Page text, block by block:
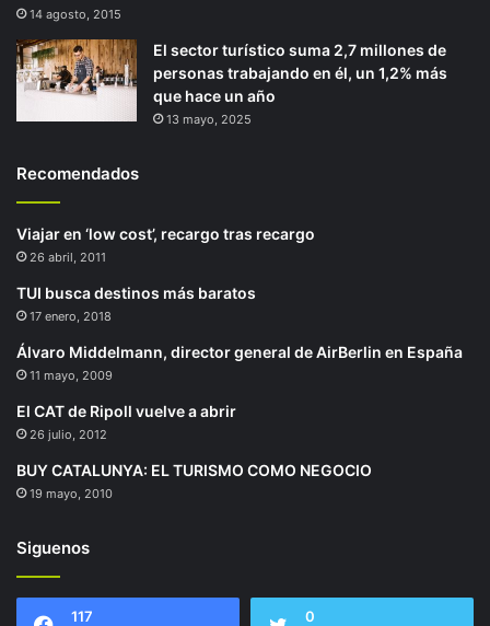
14 agosto, 2015
El sector turístico suma 2,7 millones de
personas trabajando en él, un 1,2% más
que hace un año
13 mayo, 2025
Recomendados
Viajar en ‘low cost’, recargo tras recargo
26 abril, 2011
TUI busca destinos más baratos
17 enero, 2018
Álvaro Middelmann, director general de AirBerlin en España
11 mayo, 2009
El CAT de Ripoll vuelve a abrir
26 julio, 2012
BUY CATALUNYA: EL TURISMO COMO NEGOCIO
19 mayo, 2010
Siguenos
117 0